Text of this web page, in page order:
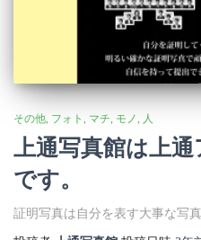
その他 フォト マチ モノ 人
上通写真館は上
です。
証明写真は自分を表す大事な写真